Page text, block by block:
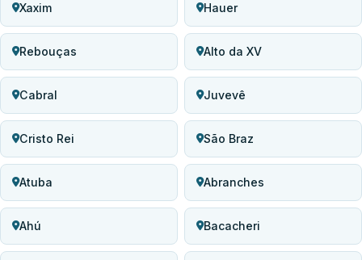
Xaxim Hauer
Rebouças Alto da XV
Cabral Juvevê
Cristo Rei São Braz
Atuba Abranches
Ahú Bacacheri